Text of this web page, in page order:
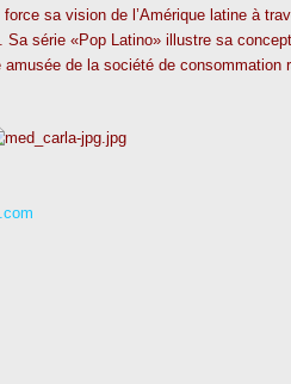
sa vision de l’Amérique latine à
Sa série «Pop Latino» illustre sa
amusée de la société de consommation